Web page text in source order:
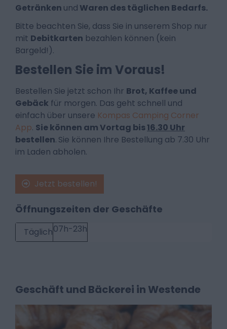
Getränken und Waren des täglichen Bedarfs.
Bitte beachten Sie, dass Sie in unserem Shop nur
mit Debitkarten bezahlen können (kein
Bargeld!).
Bestellen Sie im Voraus!
Bestellen Sie jetzt schon Ihr Brot, Kaffee und
Gebäck für morgen. Das geht schnell und
einfach über unsere Kompas Camping Corner
App. Sie können am Vortag bis16.30 Uhr
bestellen. Sie können Ihre Bestellung ab 7.30 Uhr
im Laden abholen.
Jetzt bestellen!
Öffnungszeiten der Geschäfte
Täglich07h-23h
Geschäft und Bäckerei in Westende